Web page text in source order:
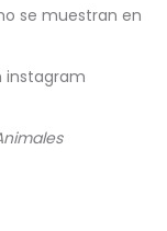
se muestran en
instagram